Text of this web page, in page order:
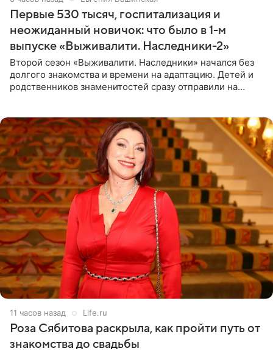
Первые 530 тысяч, госпитализация и
неожиданный новичок: что было в 1-м
выпуске «Выживалити. Наследники-2»
Второй сезон «Выживалити. Наследники» начался без
долгого знакомства и времени на адаптацию. Детей и
родственников знаменитостей сразу отправили на
11 часов назад Life.ru
Роза Сябитова раскрыла, как пройти путь от
знакомства до свадьбы